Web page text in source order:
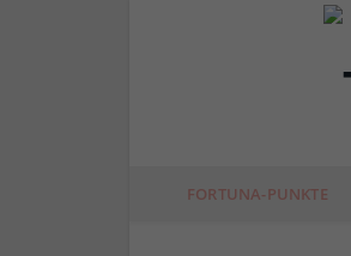
FORTUNA-PUNKTE
NLZ-